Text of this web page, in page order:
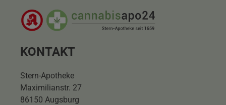
KONTAKT
Stern-Apotheke
Maximilianstr. 27
86150 Augsburg